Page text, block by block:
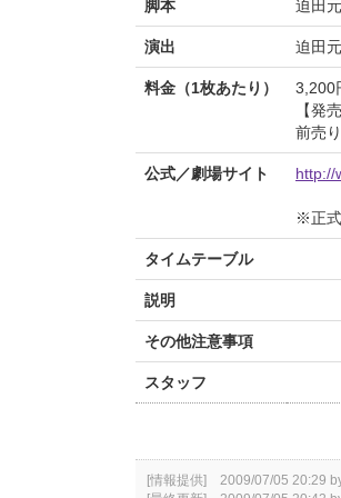
脚本 迫田元
演出 迫田元
料金（1枚あたり）
3,200
【発
前売
公式／劇場サイト http://
※正式
タイムテーブル
説明
その他注意事項
スタッフ
[情報提供] 2009/07/05 20:29